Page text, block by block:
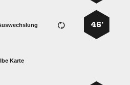
46’
Karte